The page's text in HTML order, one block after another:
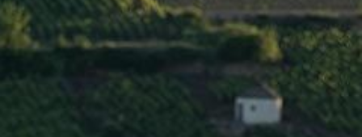
The largest wine domaine in Burgundy
The Derey family's domaine has existed in
Couchey, south of Dijon, for a little over
four generations. Domaine Derey now
works 19 hectares of vines, most of which
are located in the commune of Marsannay,